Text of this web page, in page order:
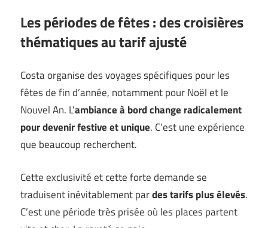
Les périodes de fêtes : des croisières
thématiques au tarif ajusté
Costa organise des voyages spécifiques pour les
fêtes de fin d’année, notamment pour Noël et le
Nouvel An. L’ambiance à bord change radicalement
pour devenir festive et unique. C’est une expérience
que beaucoup recherchent.
Cette exclusivité et cette forte demande se
traduisent inévitablement pardes tarifs plus élevés.
C’est une période très prisée où les places partent